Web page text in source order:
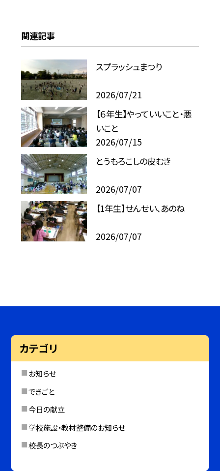
関連記事
スプラッシュまつり
2026/07/21
【６年生】やっていいこと・悪
いこと
2026/07/15
とうもろこしの皮むき
2026/07/07
【1年生】せんせい、あのね
2026/07/07
カテゴリ
お知らせ
できごと
今日の献立
学校施設・教材整備のお知らせ
校長のつぶやき